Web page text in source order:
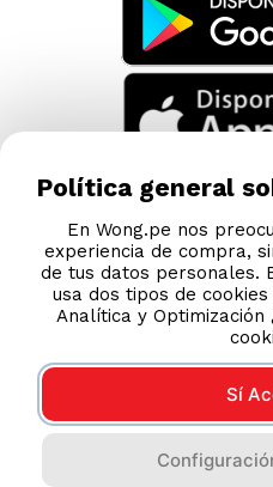
Política general
En Wong.pe nos
experiencia de compra,
de tus datos personales.
usa dos tipos de
Analítica y Optimización
Sí